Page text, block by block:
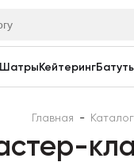
Шатры Кейтеринг
Главная - Каталог